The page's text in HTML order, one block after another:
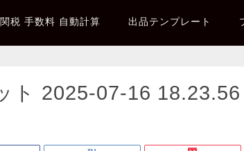
関税 手数料 自動計算 出品テンプレート
ト 2025-07-16 18.23.56